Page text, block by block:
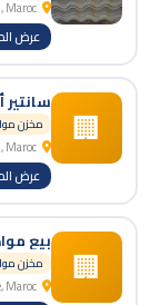
عرض
🏢 سانتير
مخزن
عرض
🏢 بيع
مخزن